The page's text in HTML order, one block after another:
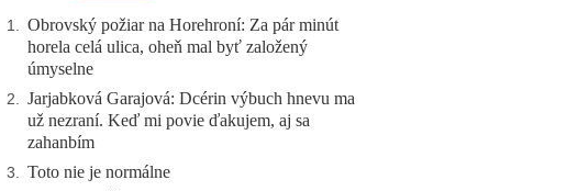
1. Obrovský požiar na Horehroní: Za pár minút
horela celá ulica, oheň mal byť založený
úmyselne
2. Jarjabková Garajová: Dcérin výbuch hnevu ma
už nezraní. Keď mi povie ďakujem, aj sa
zahanbím
3. Toto nie je normálne